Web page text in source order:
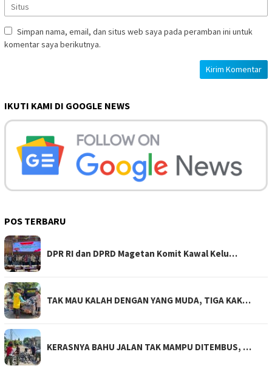
Simpan nama, email, dan situs web saya pada peramban ini untuk
komentar saya berikutnya.
IKUTI KAMI DI GOOGLE NEWS
POS TERBARU
DPR RI dan DPRD Magetan Komit Kawal Kelu…
TAK MAU KALAH DENGAN YANG MUDA, TIGA KAK…
KERASNYA BAHU JALAN TAK MAMPU DITEMBUS, …